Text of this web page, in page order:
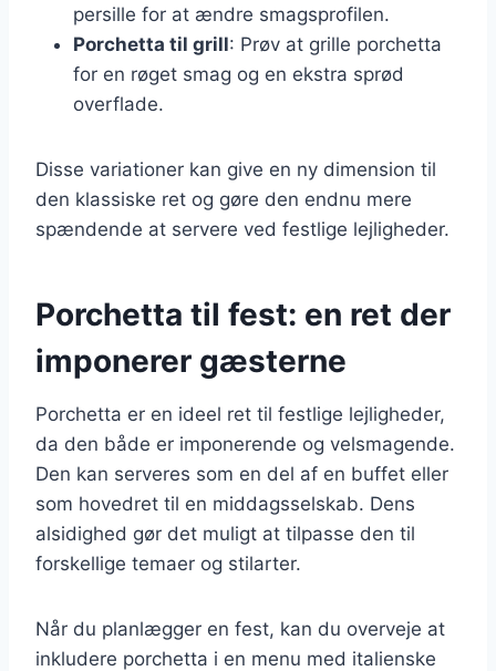
persille for at ændre smagsprofilen.
Porchetta til grill: Prøv at grille porchetta
for en røget smag og en ekstra sprød
overflade.
Disse variationer kan give en ny dimension til
den klassiske ret og gøre den endnu mere
spændende at servere ved festlige lejligheder.
Porchetta til fest: en ret der
imponerer gæsterne
Porchetta er en ideel ret til festlige lejligheder,
da den både er imponerende og velsmagende.
Den kan serveres som en del af en buffet eller
som hovedret til en middagsselskab. Dens
alsidighed gør det muligt at tilpasse den til
forskellige temaer og stilarter.
Når du planlægger en fest, kan du overveje at
inkludere porchetta i en menu med italienske